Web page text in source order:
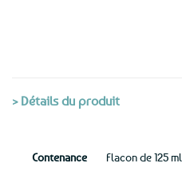
> Détails du produit
Contenance Flacon de 125 ml